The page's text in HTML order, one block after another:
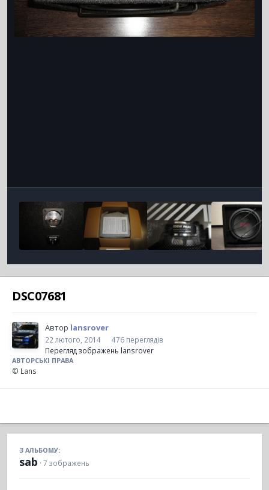
DSC07681
Автор lansrover
22 лютого, 2014
476 переглядів
Перегляд зображень lansrover
АВТОРСЬКІ ПРАВА
© Lans
З АЛЬБОМУ:
sab · 7 зображень